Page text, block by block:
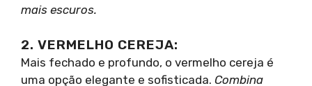
mais escuros.
2. VERMELHO CEREJA:
Mais fechado e profundo, o vermelho cereja é
uma opção elegante e sofisticada. Combina